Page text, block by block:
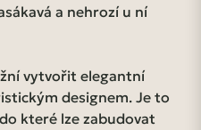
a nehrozí u ní
vytvořit elegantní
designem. Je to
které lze zabudovat